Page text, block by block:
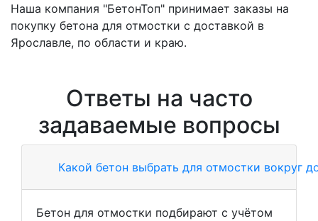
Наша компания "БетонТоп" принимает заказы на
покупку бетона для отмостки с доставкой в
Ярославле, по области и краю.
Ответы на часто
задаваемые вопросы
Какой бетон выбрать для отмостки вокруг
Бетон для отмостки подбирают с учётом